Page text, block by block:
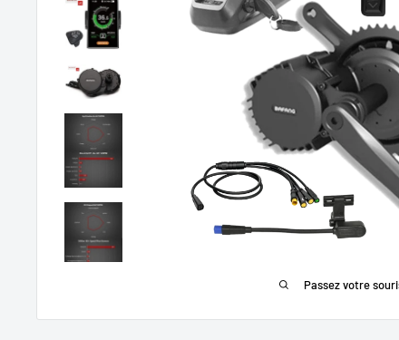
Passez votre